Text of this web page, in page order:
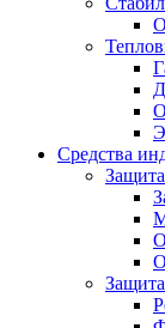
Средства